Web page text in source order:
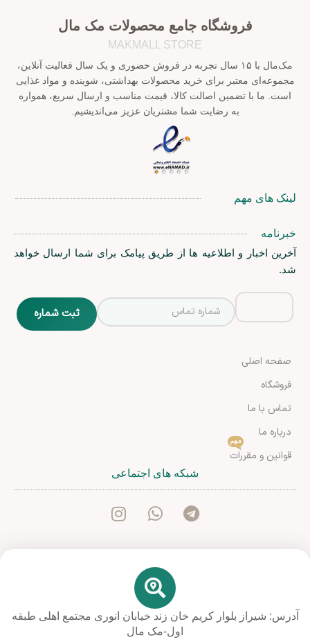
فروشگاه جامع محصولات مک مال
MAKMALL STORE
مک‌مال با ۱۵ سال تجربه در فروش حضوری و یک سال فعالیت آنلاین،
مجموعه‌ای معتبر برای خرید محصولات بهداشتی، شوینده و مواد غذایی
است. ما با تضمین اصالت کالا، قیمت مناسب و ارسال سریع، همواره
به رضایت شما مشتریان عزیز می‌اندیشیم.
لینک های مهم
خبرنامه
آخرین اخبار و اطلاعیه ها از طریق پیامک برای شما ارسال خواهد
شد.
صفحه اصلی
فروشگاه
تماس با ما
درباره ما
قوانین و مقررات
مهم
شبکه های اجتماعی
آدرس: شیراز بلوار کریم خان زند خیابان انوری مجتمع اهلی طبقه
اول-مک مال